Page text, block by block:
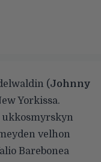
(Johnny
Yorkissa.
ukkosmyrskyn
velhon
Barebonea